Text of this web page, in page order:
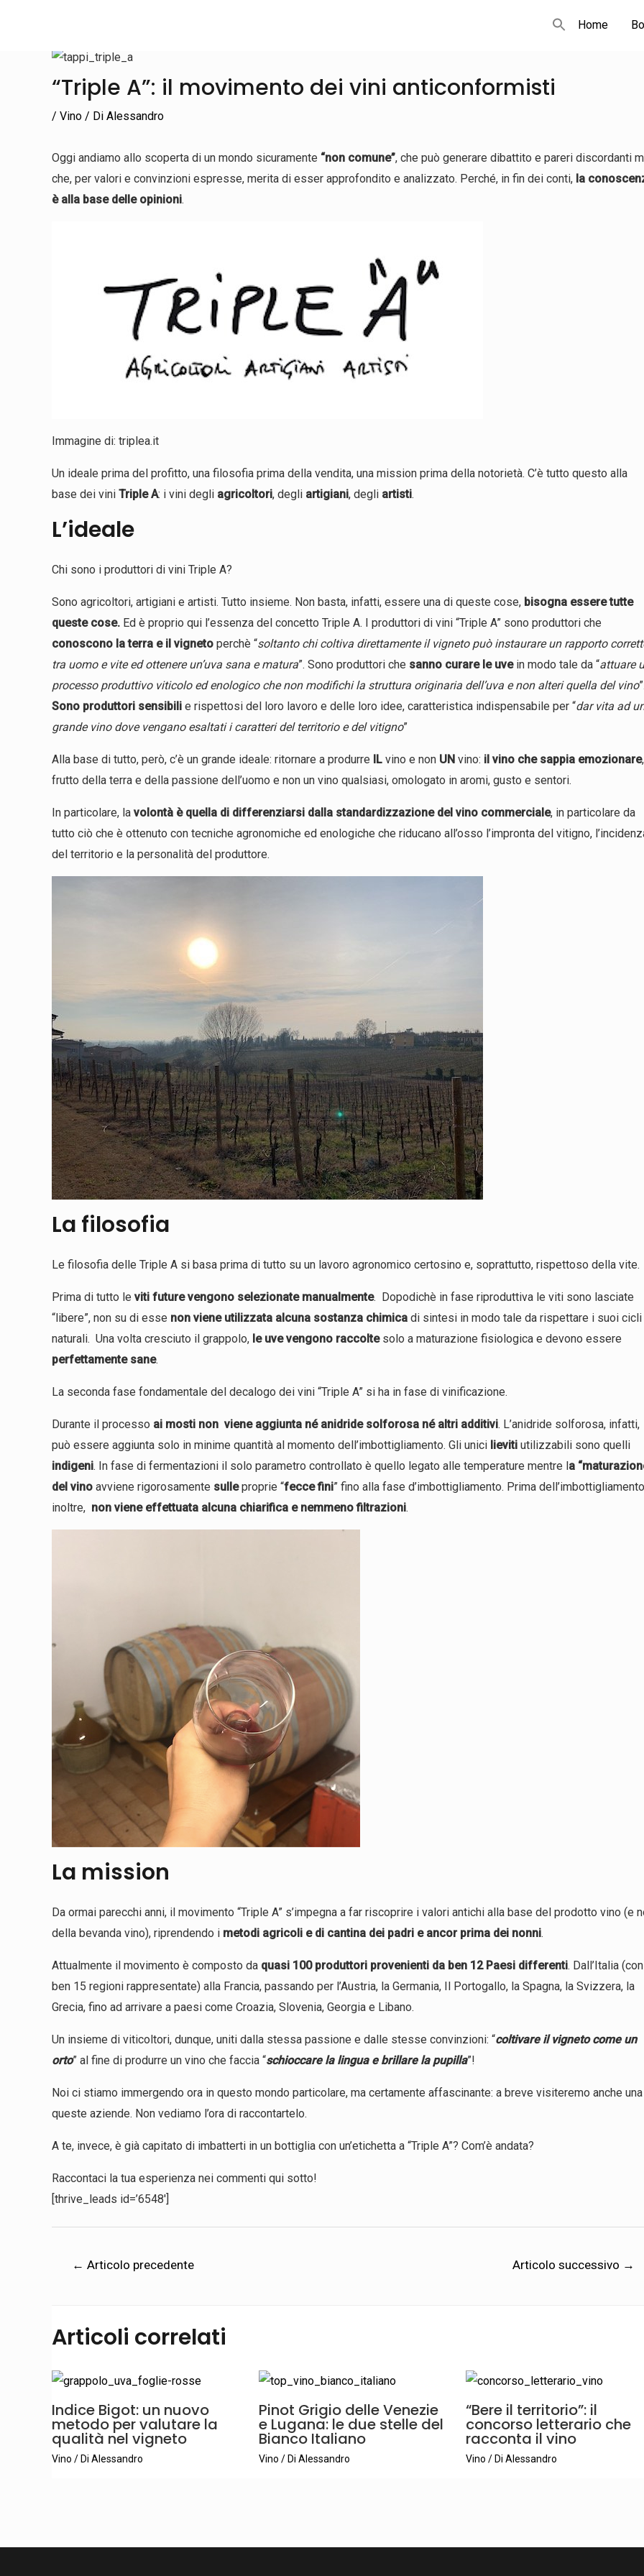
Home
“Triple A”: il movimento dei vini anticonformisti
/ Vino / Di Alessandro
Oggi andiamo allo scoperta di un mondo sicuramente “non comune”, che può generare dibattito e pareri discordanti
che, per valori e convinzioni espresse, merita di esser approfondito e analizzato. Perché, in fin dei conti, la
è alla base delle opinioni.
Immagine di: triplea.it
Un ideale prima del profitto, una filosofia prima della vendita, una mission prima della notorietà. C’è tutto questo alla
base dei vini Triple A: i vini degli agricoltori, degli artigiani, degli artisti.
L’ideale
Chi sono i produttori di vini Triple A?
Sono agricoltori, artigiani e artisti. Tutto insieme. Non basta, infatti, essere una di queste cose, bisogna essere tutte
queste cose. Ed è proprio qui l’essenza del concetto Triple A. I produttori di vini “Triple A” sono produttori che
conoscono la terra e il vigneto perchè “soltanto chi coltiva direttamente il vigneto può instaurare un rapporto
tra uomo e vite ed ottenere un’uva sana e matura”. Sono produttori che sanno curare le uvein modo tale da “attuare
processo produttivo viticolo ed enologico che non modifichi la struttura originaria dell’uva e non alteri quella del vino
Sono produttori sensibili e rispettosi del loro lavoro e delle loro idee, caratteristica indispensabile per “dar vita ad
grande vino dove vengano esaltati i caratteri del territorio e del vitigno”
Alla base di tutto, però, c’è un grande ideale: ritornare a produrre IL vino e non UN vino: il vino che sappia emozionare,
frutto della terra e della passione dell’uomo e non un vino qualsiasi, omologato in aromi, gusto e sentori.
In particolare, la volontà è quella di differenziarsi dalla standardizzazione del vino commerciale, in particolare da
tutto ciò che è ottenuto con tecniche agronomiche ed enologiche che riducano all’osso l’impronta del vitigno,
del territorio e la personalità del produttore.
La filosofia
Le filosofia delle Triple A si basa prima di tutto su un lavoro agronomico certosino e, soprattutto, rispettoso della vite.
Prima di tutto le viti future vengono selezionate manualmente. Dopodichè in fase riproduttiva le viti sono lasciate
“libere”, non su di esse non viene utilizzata alcuna sostanza chimica di sintesi in modo tale da rispettare i suoi cicli
naturali. Una volta cresciuto il grappolo, le uve vengono raccolte solo a maturazione fisiologica e devono essere
perfettamente sane.
La seconda fase fondamentale del decalogo dei vini “Triple A” si ha in fase di vinificazione.
Durante il processo ai mosti non viene aggiunta né anidride solforosa né altri additivi. L’anidride solforosa, infatti,
può essere aggiunta solo in minime quantità al momento dell’imbottigliamento. Gli unici lieviti utilizzabili sono quelli
indigeni. In fase di fermentazioni il solo parametro controllato è quello legato alle temperature mentre l a
del vino avviene rigorosamente sulleproprie “fecce fini” fino alla fase d’imbottigliamento. Prima
inoltre, non viene effettuata alcuna chiarifica e nemmeno filtrazioni.
La mission
Da ormai parecchi anni, il movimento “Triple A” s’impegna a far riscoprire i valori antichi alla base del prodotto vino (e
della bevanda vino), riprendendo i metodi agricoli e di cantina dei padri e ancor prima dei nonni.
Attualmente il movimento è composto da quasi 100 produttori provenienti da ben 12 Paesi differenti. Dall’Italia (con
ben 15 regioni rappresentate) alla Francia, passando per l’Austria, la Germania, Il Portogallo, la Spagna, la Svizzera, la
Grecia, fino ad arrivare a paesi come Croazia, Slovenia, Georgia e Libano.
Un insieme di viticoltori, dunque, uniti dalla stessa passione e dalle stesse convinzioni: “coltivare il vigneto come un
orto” al fine di produrre un vino che faccia “schioccare la lingua e brillare la pupilla”!
Noi ci stiamo immergendo ora in questo mondo particolare, ma certamente affascinante: a breve visiteremo anche
queste aziende. Non vediamo l’ora di raccontartelo.
A te, invece, è già capitato di imbatterti in un bottiglia con un’etichetta a “Triple A”? Com’è andata?
Raccontaci la tua esperienza nei commenti qui sotto!
[thrive_leads id=’6548′]
Navigazione
articoli
← Articolo precedente Articolo successivo →
Articoli correlati
Indice Bigot: un nuovo
metodo per valutare la
qualità nel vigneto
Vino / Di Alessandro
Pinot Grigio delle Venezie
e Lugana: le due stelle del
Bianco Italiano
Vino / Di Alessandro
“Bere il territorio”: il
concorso letterario che
racconta il vino
Vino / Di Alessandro